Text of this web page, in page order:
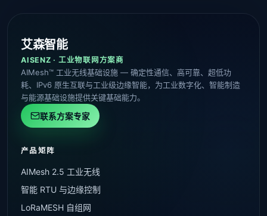
艾森智能
AISENZ · 工业物联网方案商
AIMesh™ 工业无线基础设施 — 确定性通信、高可靠、超低功
耗、IPv6 原生互联与工业级边缘智能，为工业数字化、智能制造
与能源基础设施提供关键基础能力。
联系方案专家
产品矩阵
AIMesh 2.5 工业无线
智能 RTU 与边缘控制
LoRaMESH 自组网